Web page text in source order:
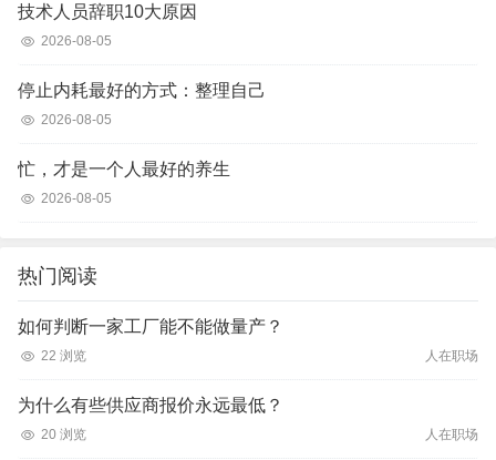
技术人员辞职10大原因
2026-08-05
停止内耗最好的方式：整理自己
2026-08-05
忙，才是一个人最好的养生
2026-08-05
热门阅读
如何判断一家工厂能不能做量产？
22 浏览 人在职场
为什么有些供应商报价永远最低？
20 浏览 人在职场